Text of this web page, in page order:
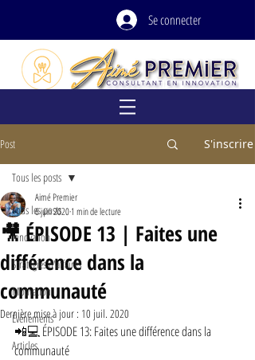
Se connecter
Post S'inscrire
Tous les posts
Innovation
Stratégies d'affaires
Motivation
Événements
Articles
Tous les posts
🎥 ÉPISODE 13 | Faites une
différence dans la
communauté
Aimé Premier
6 juin 20201 min de lecture
Dernière mise à jour : 10 juil. 2020
📲💻 ÉPISODE 13: Faites une différence dans la
communauté